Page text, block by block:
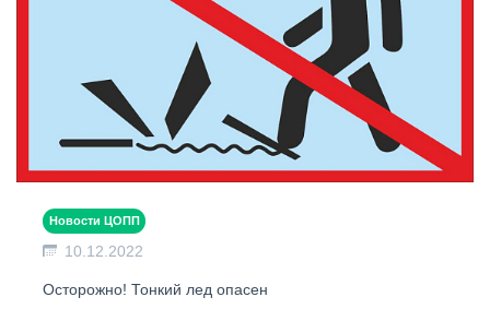
Новости ЦОПП
10.12.2022
Осторожно! Тонкий лед опасен